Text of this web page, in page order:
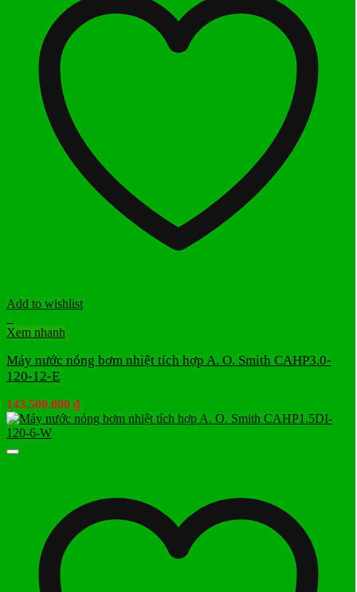
Add to wishlist
+
Xem nhanh
Máy nước nóng bơm nhiệt tích hợp A. O. Smith CAHP3.0-
120-12-E
143.500.000 ₫